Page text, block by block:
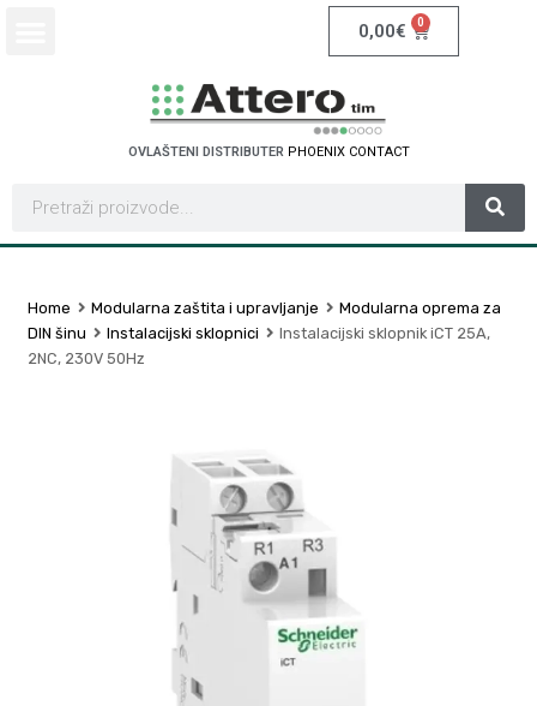
0,00€ 0
OVLAŠTENI DISTRIBUTER PHOENIX CONTACT
Home Modularna zaštita i upravljanje
Modularna oprema za
DIN šinu
Instalacijski sklopnici
Instalacijski sklopnik iCT 25A,
2NC, 230V 50Hz